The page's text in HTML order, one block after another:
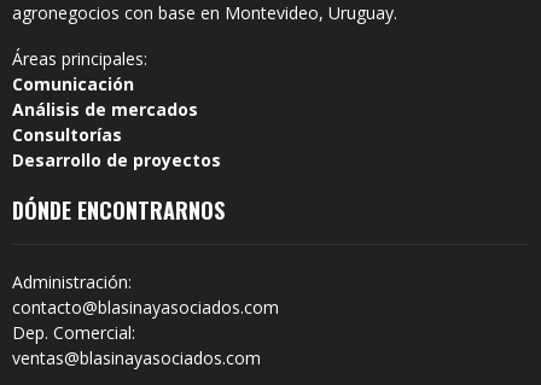
agronegocios con base en Montevideo, Uruguay.
Áreas principales:
Comunicación
Análisis de mercados
Consultorías
Desarrollo de proyectos
DÓNDE ENCONTRARNOS
Administración:
contacto@blasinayasociados.com
Dep. Comercial:
ventas@blasinayasociados.com